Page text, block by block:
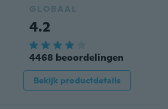
GLOBAAL
4.2
4468 beoordelingen
Bekijk productdetails